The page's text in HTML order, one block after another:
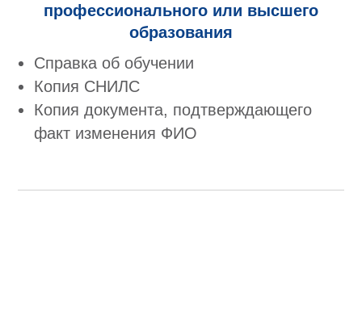
профессионального или высшего
образования
Справка об обучении
Копия СНИЛС
Копия документа, подтверждающего
факт изменения ФИО